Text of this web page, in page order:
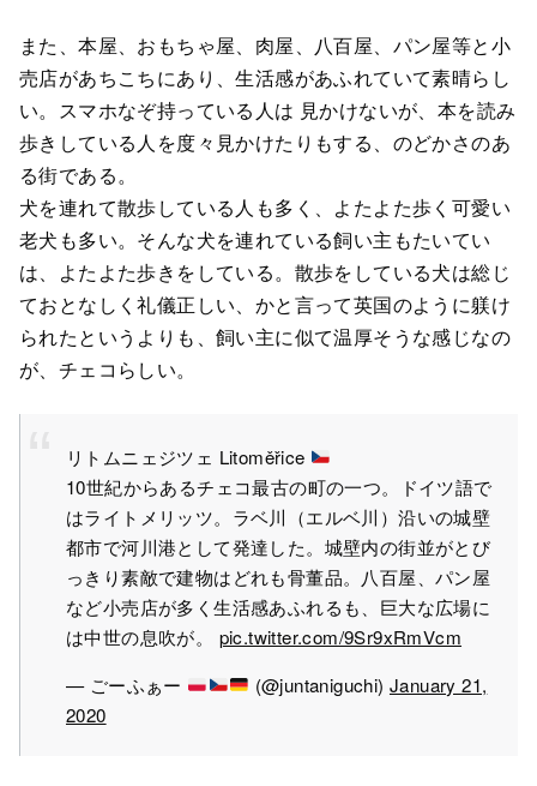
また、本屋、おもちゃ屋、肉屋、八百屋、パン屋等と小
売店があちこちにあり、生活感があふれていて素晴らし
い。スマホなぞ持っている人は 見かけないが、本を読み
歩きしている人を度々見かけたりもする、のどかさのあ
る街である。
犬を連れて散歩している人も多く、よたよた歩く可愛い
老犬も多い。そんな犬を連れている飼い主もたいてい
は、よたよた歩きをしている。散歩をしている犬は総じ
ておとなしく礼儀正しい、かと言って英国のように躾け
られたというよりも、飼い主に似て温厚そうな感じなの
が、チェコらしい。
リトムニェジツェ Litoměřice
10世紀からあるチェコ最古の町の一つ。ドイツ語で
はライトメリッツ。ラベ川（エルベ川）沿いの城壁
都市で河川港として発達した。城壁内の街並がとび
っきり素敵で建物はどれも骨董品。八百屋、パン屋
など小売店が多く生活感あふれるも、巨大な広場に
は中世の息吹が。 pic.twitter.com/9Sr9xRmVcm
— ごーふぁー
(@juntaniguchi) January 21,
2020